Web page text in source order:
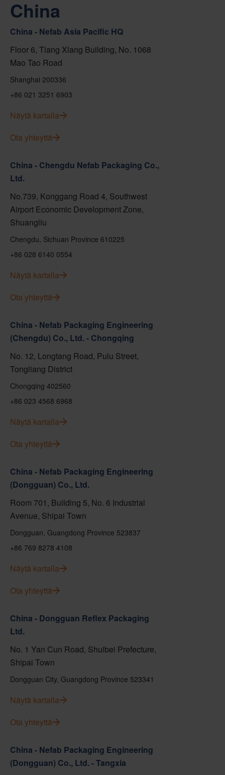
China
China - Nefab Asia Pacific HQ
Floor 6, Tiang Xlang Building, No. 1068
Mao Tao Road
Shanghai 200336
+86 021 3251 6903
Näytä kartalla
Ota yhteyttä
China - Chengdu Nefab Packaging Co.,
Ltd.
No.739, Konggang Road 4, Southwest
Airport Economic Development Zone,
Shuangliu
Chengdu, Sichuan Province 610225
+86 028 6140 0554
Näytä kartalla
Ota yhteyttä
China - Nefab Packaging Engineering
(Chengdu) Co., Ltd. - Chongqing
No. 12, Longtang Road, Pulu Street,
Tongliang District
Chongqing 402560
+86 023 4568 6968
Näytä kartalla
Ota yhteyttä
China - Nefab Packaging Engineering
(Dongguan) Co., Ltd.
Room 701, Building 5, No. 6 Industrial
Avenue, Shipai Town
Dongguan, Guangdong Province 523837
+86 769 8278 4108
Näytä kartalla
Ota yhteyttä
China - Dongguan Reflex Packaging
Ltd.
No. 1 Yan Cun Road, Shuibei Prefecture,
Shipai Town
Dongguan City, Guangdong Province 523341
Näytä kartalla
Ota yhteyttä
China - Nefab Packaging Engineering
(Dongguan) Co., Ltd. - Tangxia